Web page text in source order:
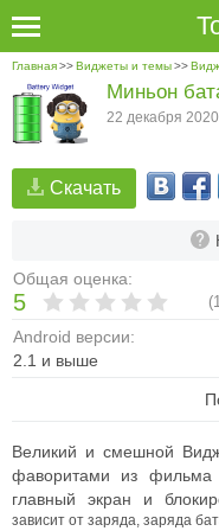
Главная>>Виджеты и темы>>
Скачать
Общая оценка:
5 (
Android версии:
2.1 и выше
Миньон
22 декабря
Великий и смешной
фаворитами из
главный экран и
зависит от заряда, заряда